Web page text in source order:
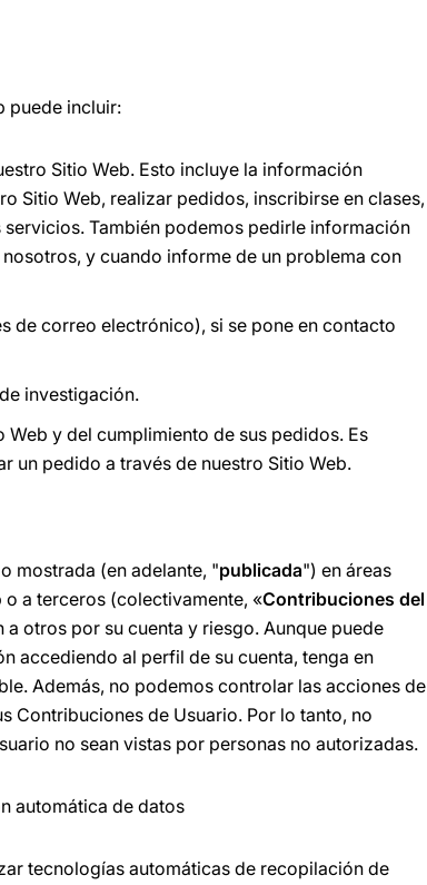
puede incluir:
Sitio Web. Esto incluye la información
Sitio Web, realizar pedidos, inscribirse en clases,
También podemos pedirle información
y cuando informe de un problema con
de correo electrónico), si se pone en contacto
investigación.
y del cumplimiento de sus pedidos. Es
un pedido a través de nuestro Sitio Web.
mostrada (en adelante, "publicada") en áreas
a terceros (colectivamente, «Contribuciones del
otros por su cuenta y riesgo. Aunque puede
accediendo al perfil de su cuenta, tenga en
Además, no podemos controlar las acciones de
Contribuciones de Usuario. Por lo tanto, no
no sean vistas por personas no autorizadas.
automática de datos
tecnologías automáticas de recopilación de